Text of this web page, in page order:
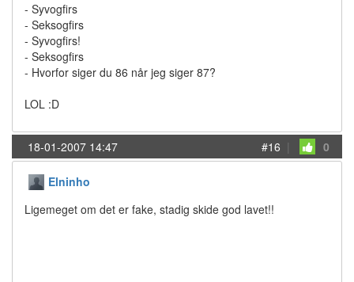
- Syvogfirs
- Seksogfirs
- Syvogfirs!
- Seksogfirs
- Hvorfor siger du 86 når jeg siger 87?
LOL :D
18-01-2007 14:47 #16 | 0
Elninho
Ligemeget om det er fake, stadig skide god lavet!!